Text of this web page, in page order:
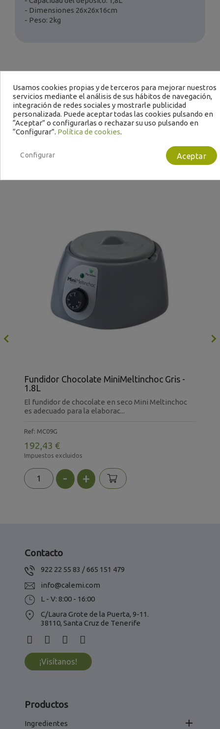
- Dimensiones 26x26x16cm
- Peso: 2kg
Te puede interesar
Fundidor Chocolate MiniMeltinchoc Gris -
1.8L
El fundidor de chocolate en seco Mini Meltinchoc
es adecuado para la elaborac...
Ref: MC09G
192,43 €
Impuestos excluidos
- +
Contacto
922 22 55 83 / 665 151 479
info@calemi.com
L - V: 8:00 - 16:00
C/Laura Grote de la Puerta, 9-11.
38110, Santa Cruz de Tenerife
¡Visítanos!
Productos
Ingredientes 
Usamos cookies propias y de terceros para mejorar nuestros
servicios mediante el análisis de sus hábitos de navegación,
integración de redes sociales y mostrarle publicidad
personalizada. Puede aceptar todas las cookies pulsando en
“Aceptar” o configurarlas o rechazar su uso pulsando en
“Configurar”. Política de cookies.
Aceptar
Configurar